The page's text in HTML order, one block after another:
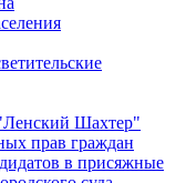
Шахтер"
прав граждан
в присяжные